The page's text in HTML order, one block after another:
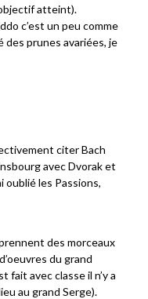
atteint).
c’est un peu comme
des prunes avariées, je
citer Bach
avec Dvorak et
oublié les Passions,
des morceaux
du grand
fait avec classe il n’y a
au grand Serge).